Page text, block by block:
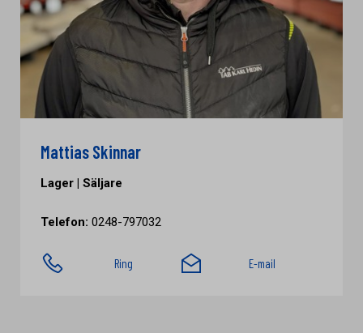
Mattias Skinnar
Lager | Säljare
Telefon: 0248-797032
Ring E-mail